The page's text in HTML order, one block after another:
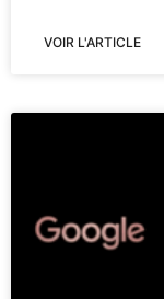
VOIR L'ARTICLE